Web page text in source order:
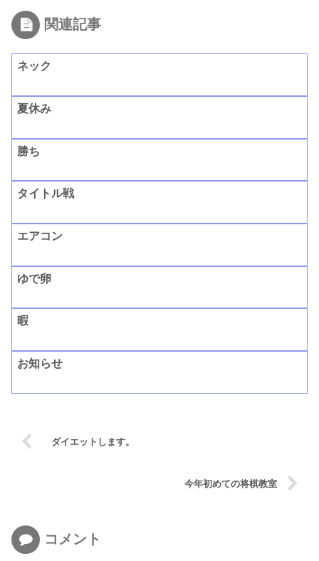
関連記事
ネック
夏休み
勝ち
タイトル戦
エアコン
ゆで卵
暇
お知らせ
ダイエットします。
今年初めての将棋教室
コメント